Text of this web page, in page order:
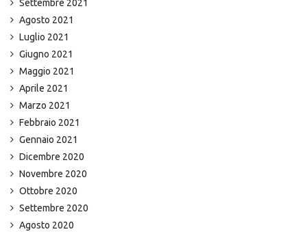
Settembre 2021
Agosto 2021
Luglio 2021
Giugno 2021
Maggio 2021
Aprile 2021
Marzo 2021
Febbraio 2021
Gennaio 2021
Dicembre 2020
Novembre 2020
Ottobre 2020
Settembre 2020
Agosto 2020